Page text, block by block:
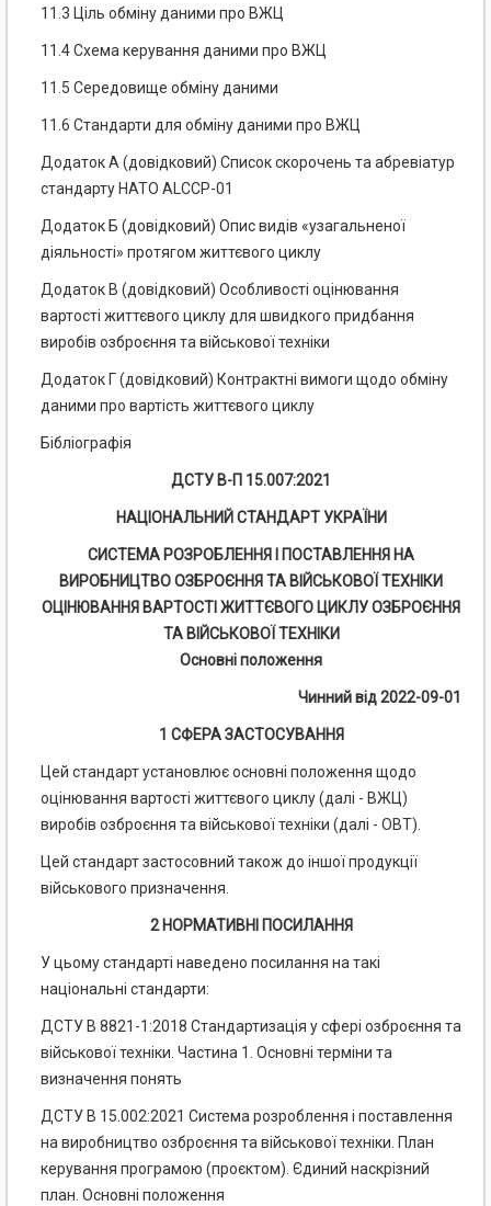
11.3 Ціль обміну даними про ВЖЦ
11.4 Схема керування даними про ВЖЦ
11.5 Середовище обміну даними
11.6 Стандарти для обміну даними про ВЖЦ
Додаток А (довідковий) Список скорочень та абревіатур
стандарту НАТО ALCCP-01
Додаток Б (довідковий) Опис видів «узагальненої
діяльності» протягом життєвого циклу
Додаток В (довідковий) Особливості оцінювання
вартості життєвого циклу для швидкого придбання
виробів озброєння та військової техніки
Додаток Г (довідковий) Контрактні вимоги щодо обміну
даними про вартість життєвого циклу
Бібліографія
ДСТУ В-П 15.007:2021
НАЦІОНАЛЬНИЙ СТАНДАРТ УКРАЇНИ
СИСТЕМА РОЗРОБЛЕННЯ І ПОСТАВЛЕННЯ НА
ВИРОБНИЦТВО ОЗБРОЄННЯ ТА ВІЙСЬКОВОЇ ТЕХНІКИ
ОЦІНЮВАННЯ ВАРТОСТІ ЖИТТЄВОГО ЦИКЛУ ОЗБРОЄННЯ
ТА ВІЙСЬКОВОЇ ТЕХНІКИ
Основні положення
Чинний від 2022-09-01
1 СФЕРА ЗАСТОСУВАННЯ
Цей стандарт установлює основні положення щодо
оцінювання вартості життєвого циклу (далі - ВЖЦ)
виробів озброєння та військової техніки (далі - ОВТ).
Цей стандарт застосовний також до іншої продукції
військового призначення.
2 НОРМАТИВНІ ПОСИЛАННЯ
У цьому стандарті наведено посилання на такі
національні стандарти:
ДСТУ В 8821-1:2018 Стандартизація у сфері озброєння та
військової техніки. Частина 1. Основні терміни та
визначення понять
ДСТУ В 15.002:2021 Система розроблення і поставлення
на виробництво озброєння та військової техніки. План
керування програмою (проєктом). Єдиний наскрізний
план. Основні положення